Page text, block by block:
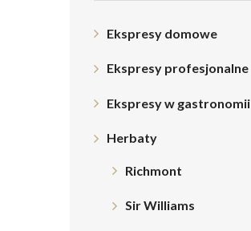
Ekspresy domowe
Ekspresy profesjonalne
Ekspresy w gastronomii
Herbaty
Richmont
Sir Williams